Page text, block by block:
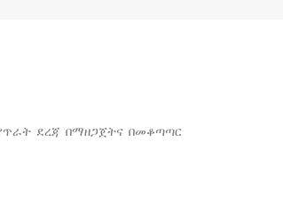
ደረጃ በማዘጋጀትና በመቆጣጣር